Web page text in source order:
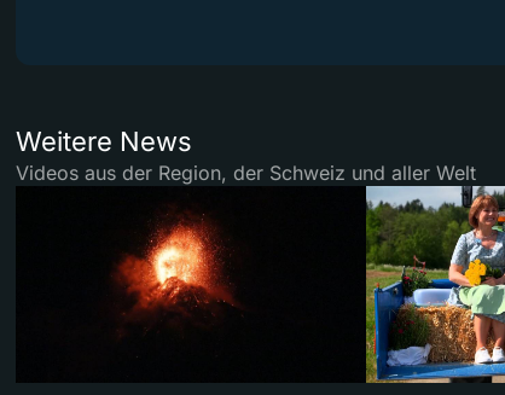
Weitere News
Videos aus der Region, der Schweiz und aller Welt